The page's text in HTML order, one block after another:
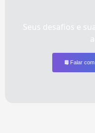
Seus desafios e
Falar